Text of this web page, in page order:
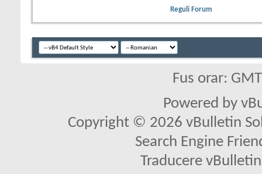
Reguli Forum
Fus orar:
Powered by
Copyright © 2026 vBulletin
Search Engine
Traducere